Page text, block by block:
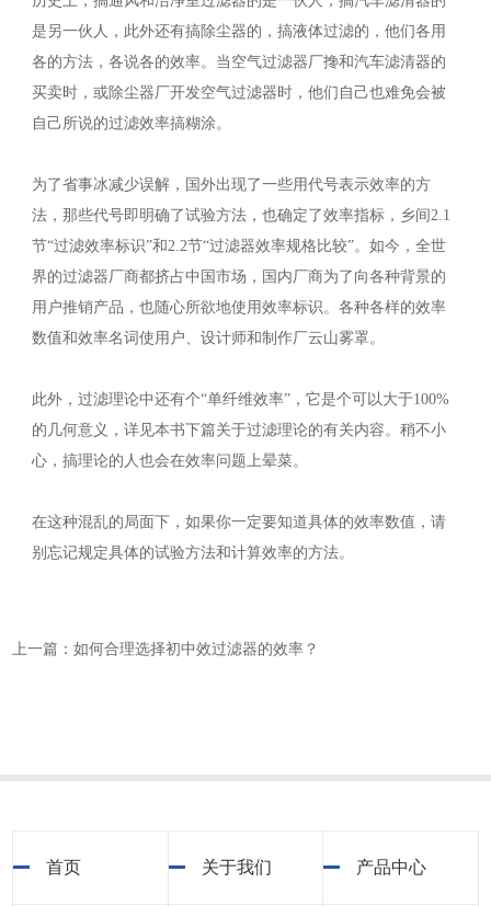
是另一伙人，此外还有搞除尘器的，搞液体过滤的，他们各用
各的方法，各说各的效率。当空气过滤器厂搀和汽车滤清器的
买卖时，或除尘器厂开发空气过滤器时，他们自己也难免会被
自己所说的过滤效率搞糊涂。
为了省事冰减少误解，国外出现了一些用代号表示效率的方
法，那些代号即明确了试验方法，也确定了效率指标，乡间2.1
节“过滤效率标识”和2.2节“过滤器效率规格比较”。如今，全世
界的过滤器厂商都挤占中国市场，国内厂商为了向各种背景的
用户推销产品，也随心所欲地使用效率标识。各种各样的效率
数值和效率名词使用户、设计师和制作厂云山雾罩。
此外，过滤理论中还有个“单纤维效率”，它是个可以大于100%
的几何意义，详见本书下篇关于过滤理论的有关内容。稍不小
心，搞理论的人也会在效率问题上晕菜。
在这种混乱的局面下，如果你一定要知道具体的效率数值，请
别忘记规定具体的试验方法和计算效率的方法。
上一篇：如何合理选择初中效过滤器的效率？
首页 关于我们 产品中心